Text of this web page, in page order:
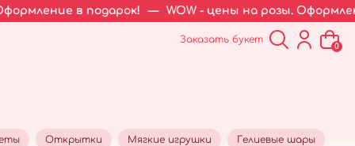
в подарок! — WOW - цены на розы. Оформление в
Заказать букет
0
Открытки Мягкие игрушки Гелиевые шары